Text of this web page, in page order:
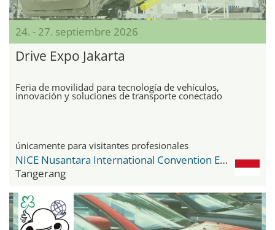
24. - 27. septiembre 2026
Drive Expo Jakarta
Feria de movilidad para tecnología de vehículos,
innovación y soluciones de transporte conectado
únicamente para visitantes profesionales
NICE Nusantara International Convention Exhibition
Tangerang